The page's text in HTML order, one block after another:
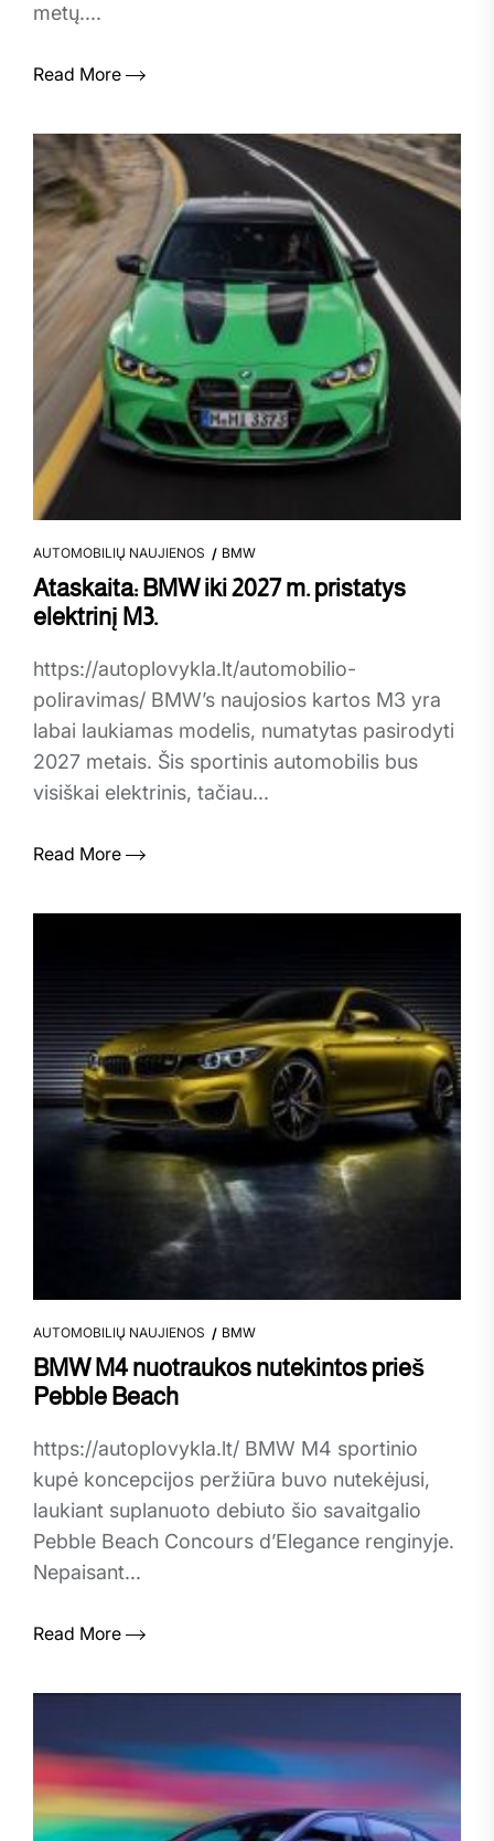
metų....
Read More
AUTOMOBILIŲ NAUJIENOS BMW
Ataskaita: BMW iki 2027 m. pristatys
elektrinį M3.
https://autoplovykla.lt/automobilio-
poliravimas/ BMW’s naujosios kartos M3 yra
labai laukiamas modelis, numatytas pasirodyti
2027 metais. Šis sportinis automobilis bus
visiškai elektrinis, tačiau...
Read More
AUTOMOBILIŲ NAUJIENOS BMW
BMW M4 nuotraukos nutekintos prieš
Pebble Beach
https://autoplovykla.lt/ BMW M4 sportinio
kupė koncepcijos peržiūra buvo nutekėjusi,
laukiant suplanuoto debiuto šio savaitgalio
Pebble Beach Concours d’Elegance renginyje.
Nepaisant...
Read More